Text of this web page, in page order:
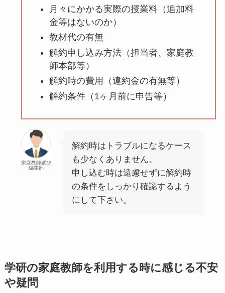
月々にかかる実際の授業料（追加料
金等はないのか）
教材代の有無
解約申し込み方法（担当者、家庭教
師本部等）
解約時の費用（違約金の有無等）
解約条件（1ヶ月前に申告等）
家庭教師選び
編集部
解約時はトラブルになるケース
も少なくありません。
申し込む時は遠慮せずに解約時
の条件をしっかり確認するよう
にして下さい。
学研の家庭教師を利用する時に感じる不安
や疑問